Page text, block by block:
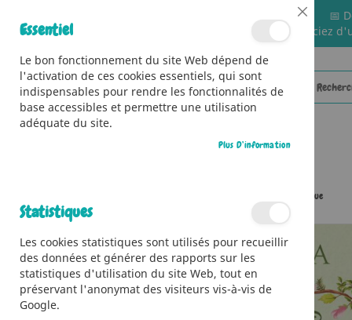
📅
🚚 Bénéficiez
Les Mystères de Byton Cove - Le fantôme de la crique
to
the
end
of
Cookie
Bar
Essentiel
Le bon fonctionnement du site Web dépend de
l'activation de ces cookies essentiels, qui sont
indispensables pour rendre les fonctionnalités de
base accessibles et permettre une utilisation
adéquate du site.
Plus D’information
Statistiques
Les cookies statistiques sont utilisés pour recueillir
des données et générer des rapports sur les
statistiques d'utilisation du site Web, tout en
préservant l'anonymat des visiteurs vis-à-vis de
Google.